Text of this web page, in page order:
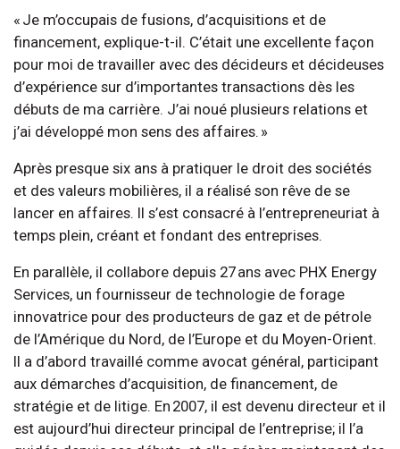
« Je m’occupais de fusions, d’acquisitions et de
financement, explique-t-il. C’était une excellente façon
pour moi de travailler avec des décideurs et décideuses
d’expérience sur d’importantes transactions dès les
débuts de ma carrière. J’ai noué plusieurs relations et
j’ai développé mon sens des affaires. »
Après presque six ans à pratiquer le droit des sociétés
et des valeurs mobilières, il a réalisé son rêve de se
lancer en affaires. Il s’est consacré à l’entrepreneuriat à
temps plein, créant et fondant des entreprises.
En parallèle, il collabore depuis 27 ans avec PHX Energy
Services, un fournisseur de technologie de forage
innovatrice pour des producteurs de gaz et de pétrole
de l’Amérique du Nord, de l’Europe et du Moyen-Orient.
Il a d’abord travaillé comme avocat général, participant
aux démarches d’acquisition, de financement, de
stratégie et de litige. En 2007, il est devenu directeur et il
est aujourd’hui directeur principal de l’entreprise; il l’a